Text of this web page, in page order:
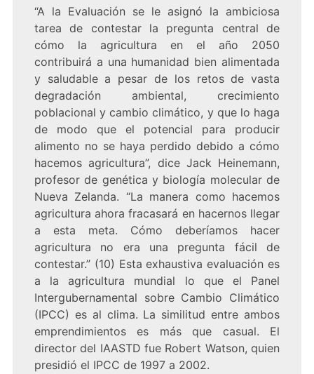
“A la Evaluación se le asignó la ambiciosa
tarea de contestar la pregunta central de
cómo la agricultura en el año 2050
contribuirá a una humanidad bien alimentada
y saludable a pesar de los retos de vasta
degradación ambiental, crecimiento
poblacional y cambio climático, y que lo haga
de modo que el potencial para producir
alimento no se haya perdido debido a cómo
hacemos agricultura”, dice Jack Heinemann,
profesor de genética y biología molecular de
Nueva Zelanda. “La manera como hacemos
agricultura ahora fracasará en hacernos llegar
a esta meta. Cómo deberíamos hacer
agricultura no era una pregunta fácil de
contestar.” (10) Esta exhaustiva evaluación es
a la agricultura mundial lo que el Panel
Intergubernamental sobre Cambio Climático
(IPCC) es al clima. La similitud entre ambos
emprendimientos es más que casual. El
director del IAASTD fue Robert Watson, quien
presidió el IPCC de 1997 a 2002.